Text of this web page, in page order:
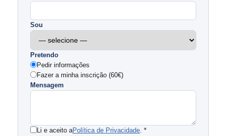
Sou
Pretendo
Pedir informações
Fazer a minha inscrição (60€)
Mensagem
Li e aceito aPolítica de Privacidade. *